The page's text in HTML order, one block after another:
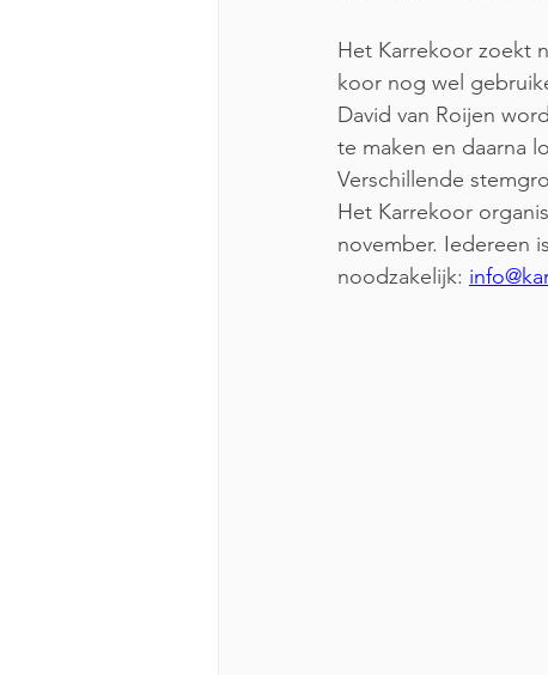
Het Karrekoor zoekt
koor nog wel
David van Roijen
te maken en daarna
Verschillende
Het Karrekoor
november. Iedereen
noodzakelijk: